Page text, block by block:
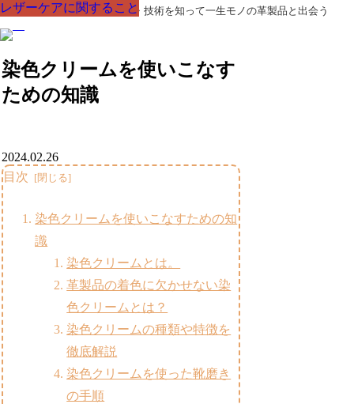
革製品の部品の呼び名・素材・技術を知って一生モノの革製品と出会う
染色クリームを使いこなす
ための知識
レザーケアに関すること
2024.02.26
目次
染色クリームを使いこなすための知
識
染色クリームとは。
革製品の着色に欠かせない染
色クリームとは？
染色クリームの種類や特徴を
徹底解説
染色クリームを使った靴磨き
の手順
レザーケアに関すること
レザーケアに関すること
レザーケアに関すること
レザーケアに関すること
レザーケアに関すること
レザーケアに関すること